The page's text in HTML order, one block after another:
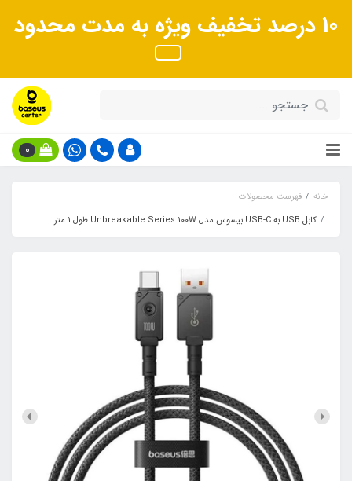
10 درصد تخفیف ویژه به مدت محدود
0
خانه
فهرست محصولات
کابل USB به USB-C بیسوس مدل Unbreakable Series 100W طول 1 متر